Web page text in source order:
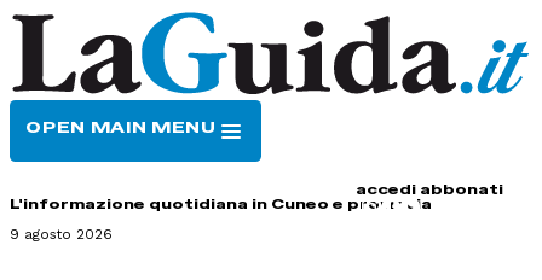
OPEN MAIN MENU
accedi abbonati
L'informazione quotidiana in Cuneo e provincia
9 agosto 2026